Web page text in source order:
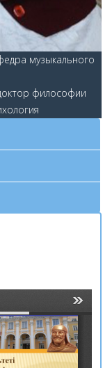
музыкального
философии